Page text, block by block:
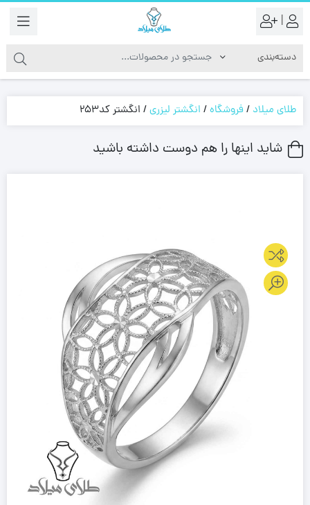
|
طلای میلاد /فروشگاه/ انگشتر لیزری/ انگشتر کد253
شاید اینها را هم دوست داشته باشید